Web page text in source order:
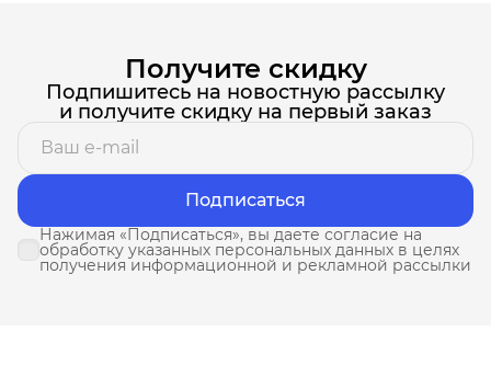
Получите скидку
Подпишитесь на новостную рассылку
и получите скидку на первый заказ
Подписаться
Нажимая «Подписаться», вы даете согласие на
обработку указанных персональных данных в целях
получения информационной и рекламной рассылки